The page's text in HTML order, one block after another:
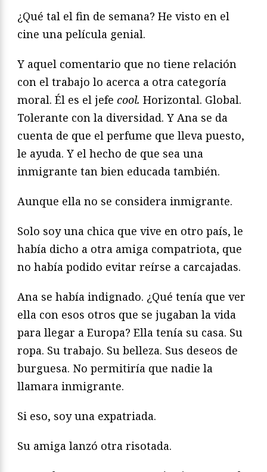
¿Qué tal el fin de semana? He visto en el
cine una película genial.
Y aquel comentario que no tiene relación
con el trabajo lo acerca a otra categoría
moral. Él es el jefe cool. Horizontal. Global.
Tolerante con la diversidad. Y Ana se da
cuenta de que el perfume que lleva puesto,
le ayuda. Y el hecho de que sea una
inmigrante tan bien educada también.
Aunque ella no se considera inmigrante.
Solo soy una chica que vive en otro país, le
había dicho a otra amiga compatriota, que
no había podido evitar reírse a carcajadas.
Ana se había indignado. ¿Qué tenía que ver
ella con esos otros que se jugaban la vida
para llegar a Europa? Ella tenía su casa. Su
ropa. Su trabajo. Su belleza. Sus deseos de
burguesa. No permitiría que nadie la
llamara inmigrante.
Si eso, soy una expatriada.
Su amiga lanzó otra risotada.